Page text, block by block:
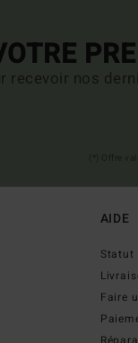
recevoir nos
AIDE
Statut
Faire